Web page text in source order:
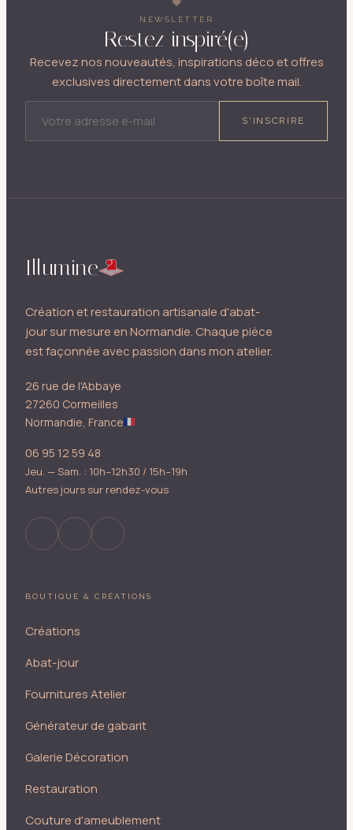
NEWSLETTER
Restez inspiré(e)
Recevez nos nouveautés, inspirations déco et offres
exclusives directement dans votre boîte mail.
S'INSCRIRE
Illumine
Création et restauration artisanale d'abat-
jour sur mesure en Normandie. Chaque pièce
est façonnée avec passion dans mon atelier.
26 rue de l'Abbaye
27260 Cormeilles
Normandie, France
06 95 12 59 48
Jeu. — Sam. : 10h–12h30 / 15h–19h
Autres jours sur rendez-vous
BOUTIQUE & CRÉATIONS
Créations
Abat-jour
Fournitures Atelier
Générateur de gabarit
Galerie Décoration
Restauration
Couture d'ameublement